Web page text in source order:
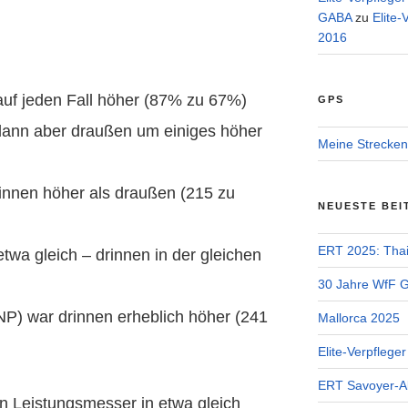
jeden Fall höher (87% zu 67%)
aber draußen um einiges höher
höher als draußen (215 zu
gleich – drinnen in der gleichen
war drinnen erheblich höher (241
Leistungsmesser in etwa gleich
GABAzu Elite-
2016
GPS
Meine Strecken
NEUESTE
ERT 2025:
30 Jahre WfF
Mallorca 2025
Elite-
ERT Savoyer-